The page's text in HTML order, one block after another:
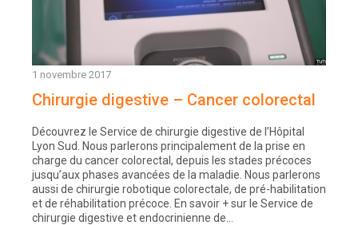
1 novembre 2017
Chirurgie digestive – Cancer colorectal
Découvrez le Service de chirurgie digestive de l’Hôpital
Lyon Sud. Nous parlerons principalement de la prise en
charge du cancer colorectal, depuis les stades précoces
jusqu’aux phases avancées de la maladie. Nous parlerons
aussi de chirurgie robotique colorectale, de pré-habilitation
et de réhabilitation précoce. En savoir + sur le Service de
chirurgie digestive et endocrinienne de…